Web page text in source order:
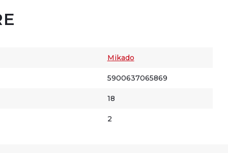
Mikado
5900637065869
18
2